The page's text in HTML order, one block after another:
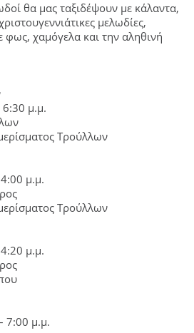
θα μας ταξιδέψουν με κάλαντα,
μελωδίες,
φως, χαμόγελα και την αληθινή
6:30 μ.μ.
Τρούλλων
μ.μ.
Τρούλλων
μ.μ.
7:00 μ.μ.